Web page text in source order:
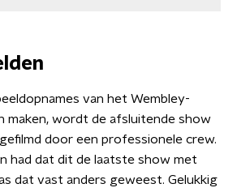
van het Wembley-
maken, wordt de afsluitende show
door een professionele crew.
had dat dit de laatste show met
dat vast anders geweest. Gelukkig